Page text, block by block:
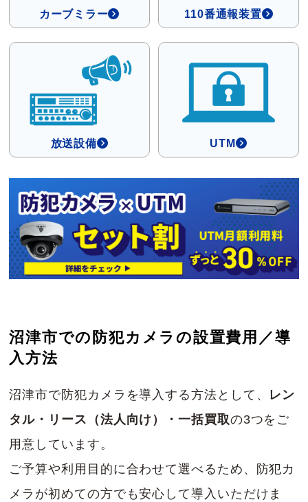
カーブミラー 110番通報装置
放送設備 UTM
沼津市での防犯カメラの設置費用／導
入方法
沼津市で防犯カメラを導入する方法として、 レン
タル・リース（法人向け）・一括買取の3つをご
用意しています。
ご予算や利用目的に合わせて選べるため、防犯カ
メラが初めての方でも安心して導入いただけま